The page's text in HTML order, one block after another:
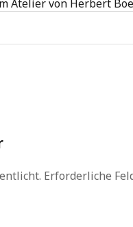
Atelier von Herbert
Erforderliche